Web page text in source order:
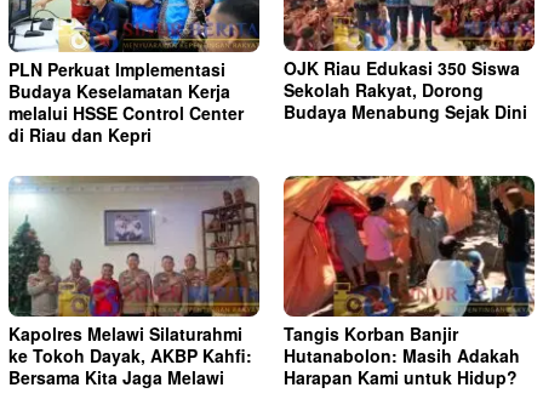
PLN Perkuat Implementasi
Budaya Keselamatan Kerja
melalui HSSE Control Center
di Riau dan Kepri
OJK Riau Edukasi 350 Siswa
Sekolah Rakyat, Dorong
Budaya Menabung Sejak Dini
Kapolres Melawi Silaturahmi
ke Tokoh Dayak, AKBP Kahfi:
Bersama Kita Jaga Melawi
Tangis Korban Banjir
Hutanabolon: Masih Adakah
Harapan Kami untuk Hidup?